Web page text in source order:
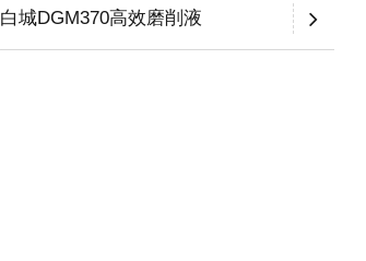
白城DGM370高效磨削液